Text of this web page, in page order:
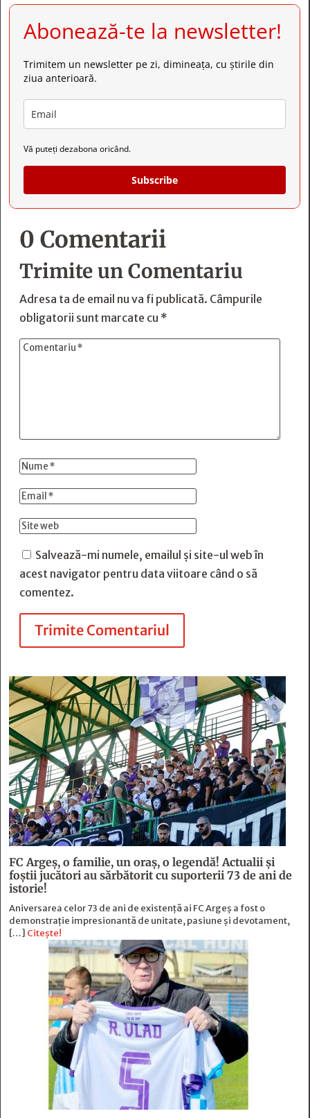
Abonează-te la newsletter!
Trimitem un newsletter pe zi, dimineața, cu știrile din
ziua anterioară.
Vă puteți dezabona oricând.
Subscribe
0 Comentarii
Trimite un Comentariu
Adresa ta de email nu va fi publicată. Câmpurile
obligatorii sunt marcate cu *
Salvează-mi numele, emailul și site-ul web în
acest navigator pentru data viitoare când o să
comentez.
Trimite Comentariul
FC Argeş, o familie, un oraș, o legendă! Actualii şi
foştii jucători au sărbătorit cu suporterii 73 de ani de
istorie!
Aniversarea celor 73 de ani de existență ai FC Argeș a fost o
demonstrație impresionantă de unitate, pasiune și devotament,
[…] Citește!